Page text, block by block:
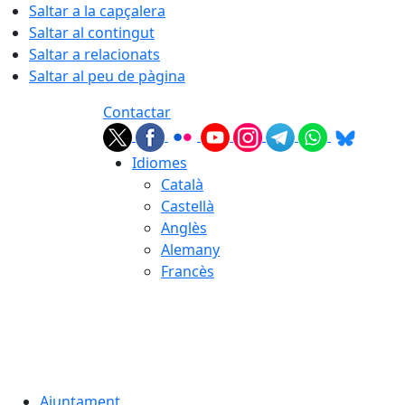
Saltar a la capçalera
Saltar al contingut
Saltar a relacionats
Saltar al peu de pàgina
Contactar
Idiomes
Català
Castellà
Anglès
Alemany
Francès